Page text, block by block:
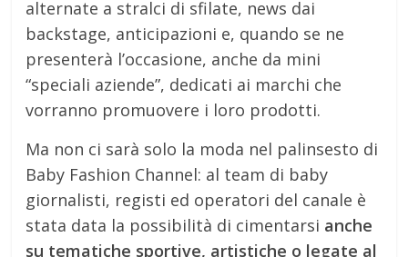
alternate a stralci di sfilate, news dai
backstage, anticipazioni e, quando se ne
presenterà l’occasione, anche da mini
“speciali aziende”, dedicati ai marchi che
vorranno promuovere i loro prodotti.
Ma non ci sarà solo la moda nel palinsesto di
Baby Fashion Channel: al team di baby
giornalisti, registi ed operatori del canale è
stata data la possibilità di cimentarsi anche
su tematiche sportive, artistiche o legate al